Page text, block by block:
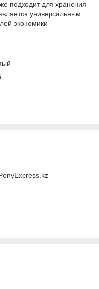
подходит для хранения
универсальным
экономики